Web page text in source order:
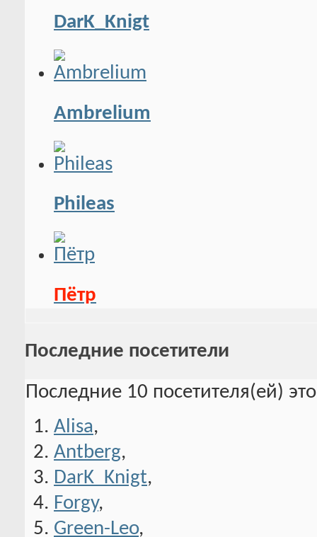
DarK_Knigt
Ambrelium
Phileas
Пётр
Последние посетители
Последние 10 посетителя(ей)
Alisa,
Antberg,
DarK_Knigt,
Forgy,
Green-Leo,